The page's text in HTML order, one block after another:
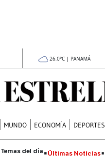
26.0°C | PANAMÁ
MUNDO ECONOMÍA DEPORTES
Últimas Noticias